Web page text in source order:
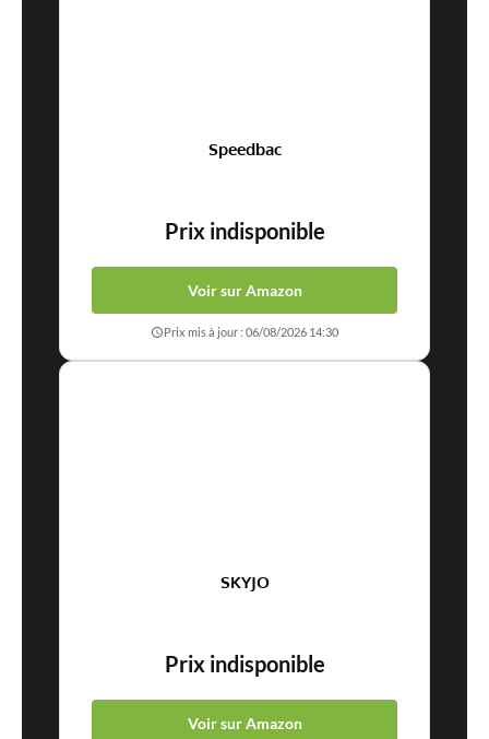
Speedbac
Prix indisponible
Voir sur Amazon
Prix mis à jour : 06/08/2026 14:30
SKYJO
Prix indisponible
Voir sur Amazon